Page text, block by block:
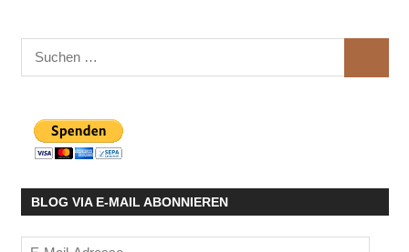
Suchen
nach:
BLOG VIA E-MAIL ABONNIEREN
E-